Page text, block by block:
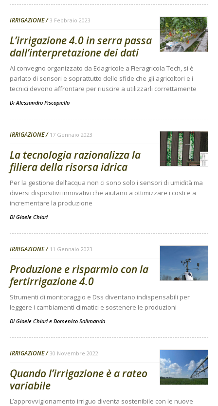
IRRIGAZIONE 3 Febbraio 2023
L’irrigazione 4.0 in serra passa
dall’interpretazione dei dati
Al convegno organizzato da Edagricole a Fieragricola Tech, si è
parlato di sensori e soprattutto delle sfide che gli agricoltori e i
tecnici devono affrontare per riuscire a utilizzarli correttamente
Di Alessandro Piscopiello
IRRIGAZIONE 17 Gennaio 2023
La tecnologia razionalizza la
filiera della risorsa idrica
Per la gestione dell’acqua non ci sono solo i sensori di umidità ma
diversi dispositivi innovativi che aiutano a ottimizzare i costi e a
incrementare la produzione
Di Gioele Chiari
IRRIGAZIONE 11 Gennaio 2023
Produzione e risparmio con la
fertirrigazione 4.0
Strumenti di monitoraggio e Dss diventano indispensabili per
leggere i cambiamenti climatici e sostenere le produzioni
Di Gioele Chiari e Domenico Solimando
IRRIGAZIONE 30 Novembre 2022
Quando l’irrigazione è a rateo
variabile
L’approvvigionamento irriguo diventa sostenibile con le nuove